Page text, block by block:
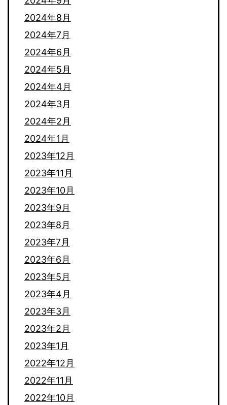
2024年8月
2024年7月
2024年6月
2024年5月
2024年4月
2024年3月
2024年2月
2024年1月
2023年12月
2023年11月
2023年10月
2023年9月
2023年8月
2023年7月
2023年6月
2023年5月
2023年4月
2023年3月
2023年2月
2023年1月
2022年12月
2022年11月
2022年10月